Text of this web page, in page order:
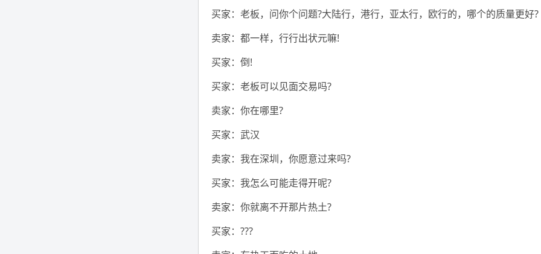
买家：老板，问你个问题?大陆行，港行，亚太行，欧行的，哪个的质量更好?
卖家：都一样，行行出状元嘛!
买家：倒!
买家：老板可以见面交易吗?
卖家：你在哪里?
买家：武汉
卖家：我在深圳，你愿意过来吗?
买家：我怎么可能走得开呢?
卖家：你就离不开那片热土?
买家：???